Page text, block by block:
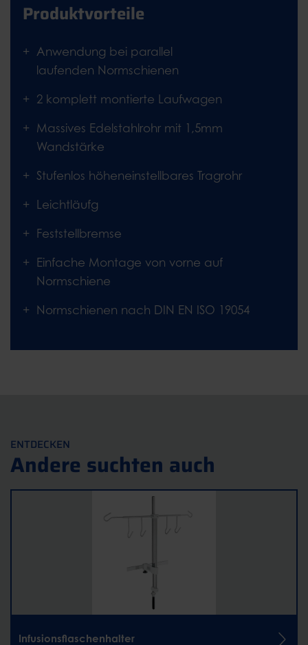
Produktvorteile
Anwendung bei parallel
laufenden Normschienen
2 komplett montierte Laufwagen
Massives Edelstahlrohr mit 1,5mm
Wandstärke
Stufenlos höheneinstellbares Tragrohr
Leichtläufg
Feststellbremse
Einfache Montage von vorne auf
Normschiene
Normschienen nach DIN EN ISO 19054
ENTDECKEN
Andere suchten auch
Infusionsflaschenhalter